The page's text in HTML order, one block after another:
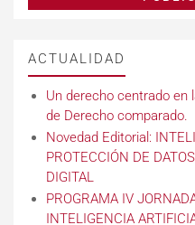
ACTUALIDAD
Un derecho centrado en
de Derecho comparado.
Novedad Editorial:
PROTECCIÓN DE
DIGITAL
PROGRAMA IV
INTELIGENCIA